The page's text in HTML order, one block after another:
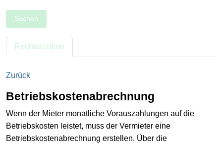
Suchen
Rechtslexikon
Zurück
Betriebskostenabrechnung
Wenn der Mieter monatliche Vorauszahlungen auf die
Betriebskosten leistet, muss der Vermieter eine
Betriebskostenabrechnung erstellen. Über die